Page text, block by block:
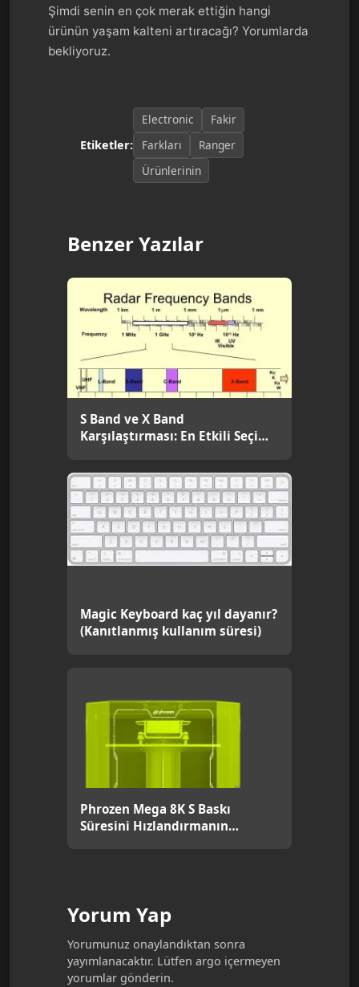
Şimdi senin en çok merak ettiğin hangi
ürünün yaşam kalteni artıracağı? Yorumlarda
bekliyoruz.
Etiketler:
Electronic
Fakir
Farkları
Ranger
Ürünlerinin
Benzer Yazılar
S Band ve X Band
Karşılaştırması: En Etkili Seçim
Magic Keyboard kaç yıl dayanır?
(Kanıtlanmış kullanım süresi)
Phrozen Mega 8K S Baskı
Süresini Hızlandırmanın
Yorum Yap
Yorumunuz onaylandıktan sonra
yayımlanacaktır. Lütfen argo içermeyen
yorumlar gönderin.